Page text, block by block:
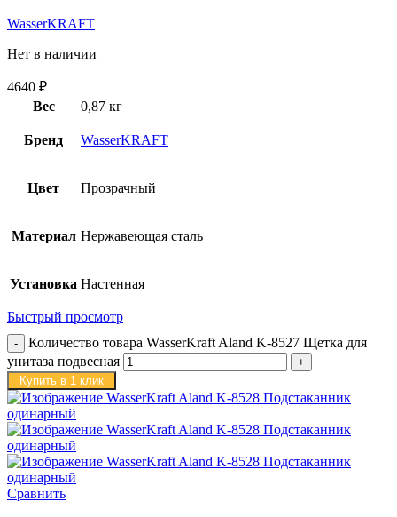
WasserKRAFT
Нет в наличии
4640 ₽
Вес
0,87 кг
Бренд WasserKRAFT
Цвет Прозрачный
Материал Нержавеющая сталь
Установка Настенная
Быстрый просмотр
Количество товара WasserKraft Aland K-8527 Щетка для
унитаза подвесная
Купить в 1 клик
Сравнить